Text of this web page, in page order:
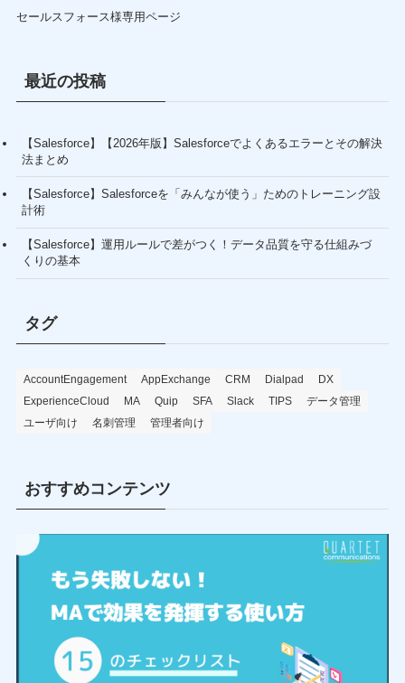
セールスフォース様専用ページ
最近の投稿
【Salesforce】【2026年版】Salesforceでよくあるエラーとその解決
法まとめ
【Salesforce】Salesforceを「みんなが使う」ためのトレーニング設
計術
【Salesforce】運用ルールで差がつく！データ品質を守る仕組みづ
くりの基本
タグ
AccountEngagement AppExchange CRM Dialpad
DX
ExperienceCloud
MA Quip SFA Slack TIPS
データ管理
ユーザ向け
名刺管理 管理者向け
おすすめコンテンツ